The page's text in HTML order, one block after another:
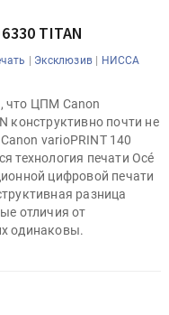
TITAN
| Эксклюзив | НИССА
что ЦПМ Canon
конструктивно почти не
varioPRINT 140
технология печати Océ
цифровой печати
разница
отличия от
одинаковы.